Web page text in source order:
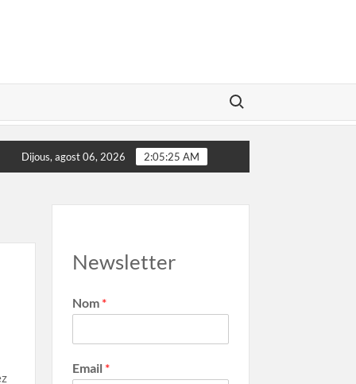
Search for:
Illa convidat al Marca Girona
Dijous, agost 06, 2026 2:05:26 AM
Newsletter
Nom *
Email *